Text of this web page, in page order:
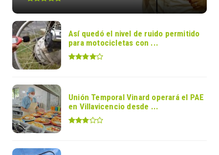
Así quedó el nivel de ruido permitido
para motocicletas con ...
Unión Temporal Vinard operará el PAE
en Villavicencio desde ...